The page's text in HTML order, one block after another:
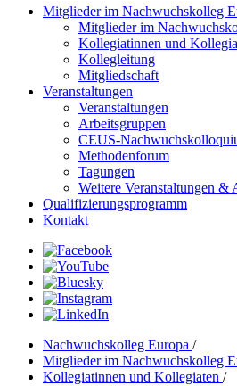
Mitglieder im Nachwuchskolleg
Mitglieder im
Kollegiatinnen und
Kollegleitung
Mitgliedschaft
Veranstaltungen
Veranstaltungen
Arbeitsgruppen
CEUS-
Methodenforum
Tagungen
Weitere Veranstaltungen &
Qualifizierungsprogramm
Kontakt
Nachwuchskolleg Europa /
Mitglieder im Nachwuchskolleg
Kollegiatinnen und Kollegiaten /